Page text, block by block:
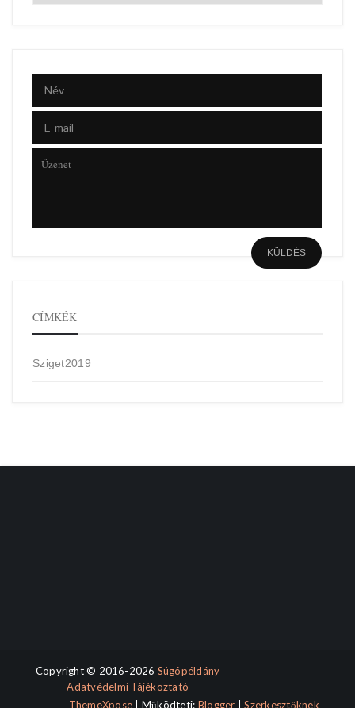
CÍMKÉK
Sziget2019
Copyright © 2016-2026 Súgópéldány
Adatvédelmi Tájékoztató
ThemeXpose | Működteti: Blogger |Szerkesztőknek